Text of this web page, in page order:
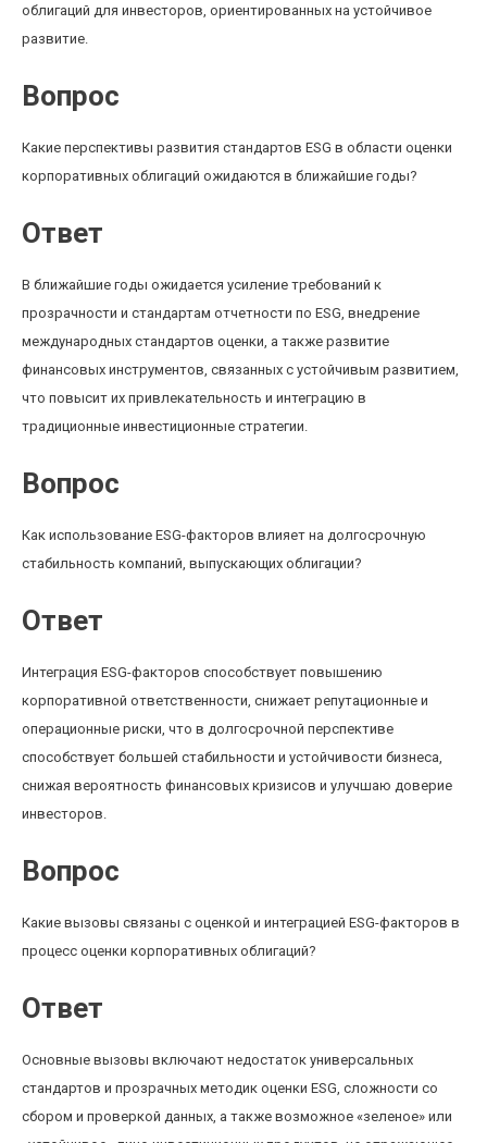
облигаций для инвесторов, ориентированных на устойчивое
развитие.
Вопрос
Какие перспективы развития стандартов ESG в области оценки
корпоративных облигаций ожидаются в ближайшие годы?
Ответ
В ближайшие годы ожидается усиление требований к
прозрачности и стандартам отчетности по ESG, внедрение
международных стандартов оценки, а также развитие
финансовых инструментов, связанных с устойчивым развитием,
что повысит их привлекательность и интеграцию в
традиционные инвестиционные стратегии.
Вопрос
Как использование ESG-факторов влияет на долгосрочную
стабильность компаний, выпускающих облигации?
Ответ
Интеграция ESG-факторов способствует повышению
корпоративной ответственности, снижает репутационные и
операционные риски, что в долгосрочной перспективе
способствует большей стабильности и устойчивости бизнеса,
снижая вероятность финансовых кризисов и улучшаю доверие
инвесторов.
Вопрос
Какие вызовы связаны с оценкой и интеграцией ESG-факторов в
процесс оценки корпоративных облигаций?
Ответ
Основные вызовы включают недостаток универсальных
стандартов и прозрачных методик оценки ESG, сложности со
сбором и проверкой данных, а также возможное «зеленое» или